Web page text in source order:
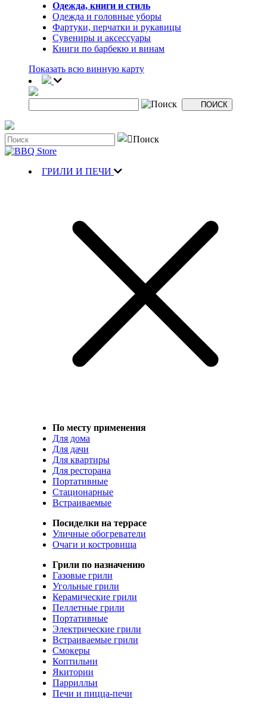
Одежда, книги и стиль
Одежда и головные уборы
Фартуки, перчатки и рукавицы
Сувениры и аксессуары
Книги по барбекю и винам
Показать всю винную карту
ГРИЛИ И ПЕЧИ
По месту применения
Для дома
Для дачи
Для квартиры
Для ресторана
Портативные
Стационарные
Встраиваемые
Посиделки на террасе
Уличные обогреватели
Очаги и костровища
Грили по назначению
Газовые грили
Угольные грили
Керамические грили
Пеллетные грили
Портативные
Электрические грили
Встраиваемые грили
Смокеры
Коптильни
Якитории
Паррилльи
Печи и пицца-печи